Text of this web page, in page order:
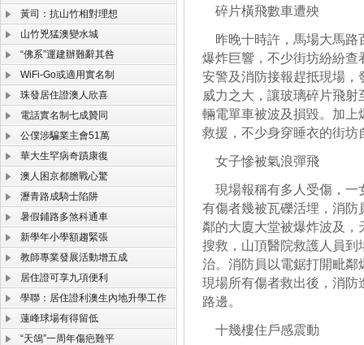
黃司：抗山竹相對理想
山竹兇猛澳變水城
“佛系”運建辦難辭其咎
WiFi-Go或適用實名制
珠發居住證澳人欣喜
電話實名制七成贊同
公僕涉騙業主會51萬
華大生罕病奇蹟康復
澳人困京都膽戰心驚
瀝青路成騎士陷阱
暑假鋪路多煞科通車
新學年小學額趨緊張
教師專業發展活動增五成
居住證可享九項便利
學聯：居住證利澳生內地升學工作
蓮峰球場有得留低
“天鴿”一周年傷疤難平
碎片橫飛數車遭殃
昨晚十時許，馬場大馬路
爆炸巨響，不少街坊紛紛
安警及消防接報趕抵現場
威力之大，讓玻璃碎片飛
輛電單車被波及損毀。加
救援，不少身穿睡衣的街坊
女子慘被氣浪彈飛
現場報稱有多人受傷，一
有傷者幾被瓦礫活埋，消
鄰的大廈大堂被爆炸波及
搜救，山頂醫院救護人員
治。消防員以電鋸打開毗
現場所有傷者救出後，消
路邊。
十幾樓住戶感震動